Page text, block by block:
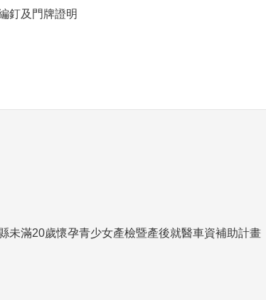
釘及門牌證明
未滿20歲懷孕青少女產檢暨產後就醫車資補助計畫